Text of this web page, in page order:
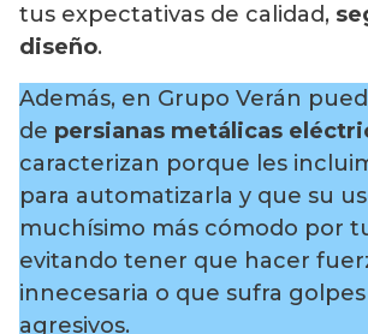
tus expectativas de calidad,
diseño.
Además, en Grupo Verán
de persianas metálicas
caracterizan porque les
para automatizarla y que su
muchísimo más cómodo por
evitando tener que hacer
innecesaria o que sufra
agresivos.